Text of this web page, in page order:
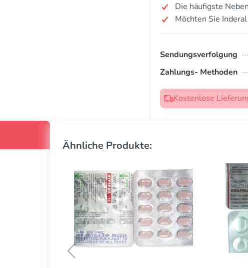
Die häufigste
Möchten Sie
Sendungsverfolgung
Zahlungs- Methoden
Kostenlose
Ähnliche Produkte: